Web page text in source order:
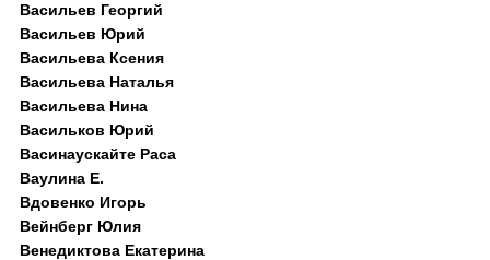
Васильев Георгий
Васильев Юрий
Васильева Ксения
Васильева Наталья
Васильева Нина
Васильков Юрий
Васинаускайте Раса
Ваулина Е.
Вдовенко Игорь
Вейнберг Юлия
Венедиктова Екатерина